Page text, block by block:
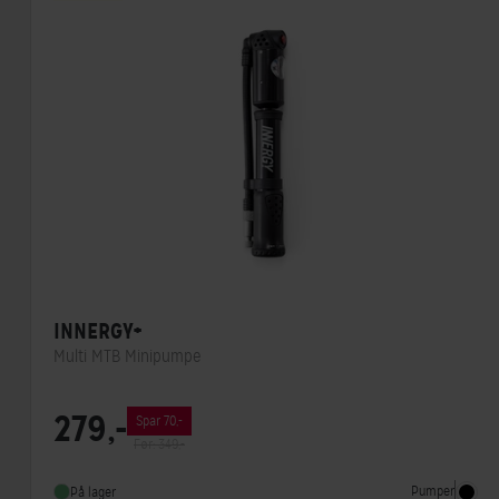
INNERGY+
Multi MTB Minipumpe
Ventiltype
279,-
Spar 70,-
På lager Pumper